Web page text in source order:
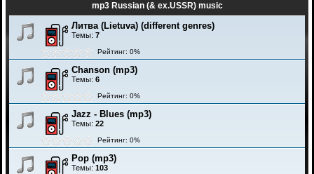
mp3 Russian (& ex.USSR) music
Литва (Lietuva) (different genres)
Темы: 7
Рейтинг: 0%
Chanson (mp3)
Темы: 6
Рейтинг: 0%
Jazz - Blues (mp3)
Темы: 22
Рейтинг: 0%
Pop (mp3)
Темы: 103